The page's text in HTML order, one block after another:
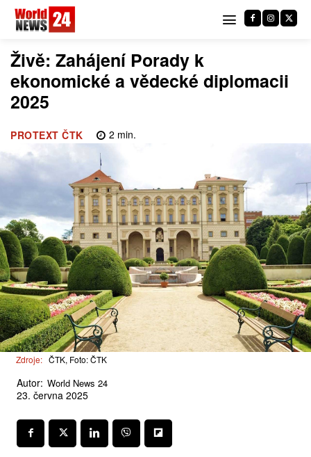
Živě: Zahájení Porady k
ekonomické a vědecké diplomacii
2025
PROTEXT ČTK 2 min.
Zdroje: ČTK, Foto: ČTK
Autor: World News 24
23. června 2025